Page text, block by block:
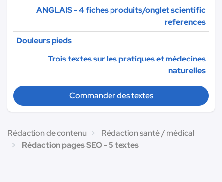
ANGLAIS - 4 fiches produits/onglet scientific
references
Douleurs pieds
Trois textes sur les pratiques et médecines
naturelles
Commander des textes
Rédaction de contenu
Rédaction santé / médical
Rédaction pages SEO - 5 textes